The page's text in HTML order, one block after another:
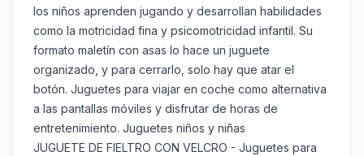
los niños aprenden jugando y desarrollan habilidades
como la motricidad fina y psicomotricidad infantil. Su
formato maletín con asas lo hace un juguete
organizado, y para cerrarlo, solo hay que atar el
botón. Juguetes para viajar en coche como alternativa
a las pantallas móviles y disfrutar de horas de
entretenimiento. Juguetes niños y niñas
JUGUETE DE FIELTRO CON VELCRO - Juguetes para